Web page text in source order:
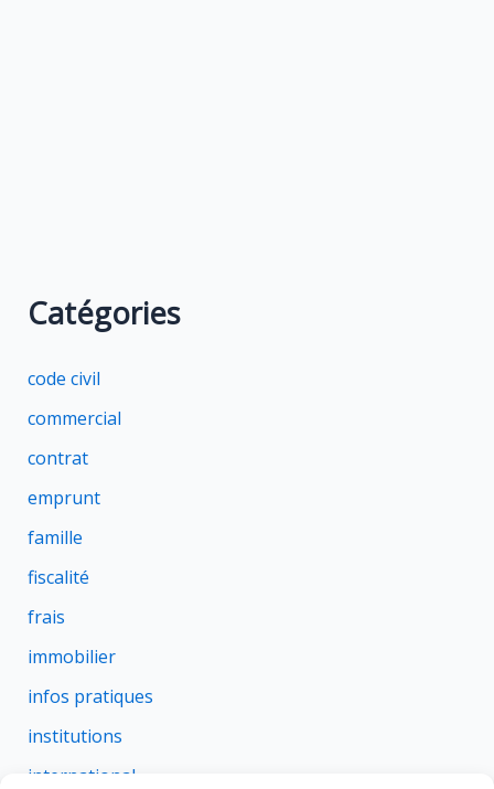
Catégories
code civil
commercial
contrat
emprunt
famille
fiscalité
frais
immobilier
infos pratiques
institutions
international